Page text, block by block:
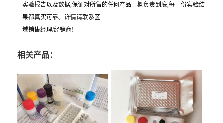
实验报告以及数据,保证对所售的任何产品一概负责到底,每一份实验结
果都真实可靠。详情请联系区
域销售经理/经销商!
相关产品：